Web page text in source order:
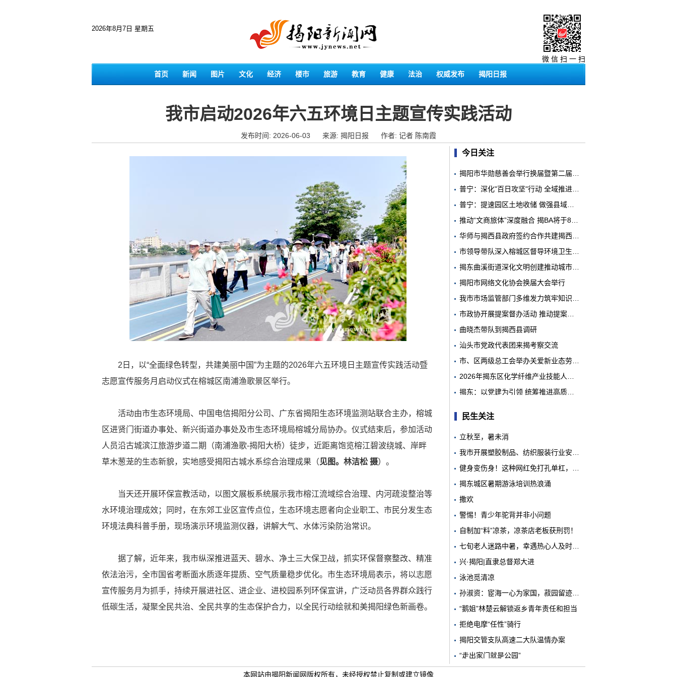
2026年8月7日 星期五
微 信 扫 一 扫
首页
新闻 图片 文化 经济 楼市 旅游 教育 健康 法治 权威发布 揭阳日报
我市启动2026年六五环境日主题宣传实践活动
发布时间: 2026-06-03 来源: 揭阳日报 作者: 记者 陈南霞
2日，以“全面绿色转型，共建美丽中国”为主题的2026年六五环境日主题宣传实践活动暨
志愿宣传服务月启动仪式在榕城区南浦渔歌景区举行。
活动由市生态环境局、中国电信揭阳分公司、广东省揭阳生态环境监测站联合主办，榕城
区进贤门街道办事处、新兴街道办事处及市生态环境局榕城分局协办。仪式结束后，参加活动
人员沿古城滨江旅游步道二期（南浦渔歌-揭阳大桥）徒步，近距离饱览榕江碧波绕城、岸畔
草木葱茏的生态新貌，实地感受揭阳古城水系综合治理成果（见图。林洁松 摄）。
当天还开展环保宣教活动，以图文展板系统展示我市榕江流域综合治理、内河疏浚整治等
水环境治理成效；同时，在东郊工业区宣传点位，生态环境志愿者向企业职工、市民分发生态
环境法典科普手册，现场演示环境监测仪器，讲解大气、水体污染防治常识。
据了解，近年来，我市纵深推进蓝天、碧水、净土三大保卫战，抓实环保督察整改、精准
依法治污，全市国省考断面水质逐年提质、空气质量稳步优化。市生态环境局表示，将以志愿
宣传服务月为抓手，持续开展进社区、进企业、进校园系列环保宣讲，广泛动员各界群众践行
低碳生活，凝聚全民共治、全民共享的生态保护合力，以全民行动绘就和美揭阳绿色新画卷。
本网站由揭阳新闻网版权所有，未经授权禁止复制或建立镜像